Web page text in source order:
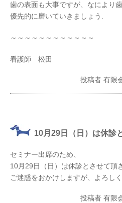
歯の表面も大事ですが、なにより
優先的に磨いていきましょう.
～～～～～～～～～～～～
看護師 松田
投稿者 有限
10月29日（日）は休診
セミナー出席のため、
10月29日（日）は休診とさせて頂
ご迷惑をおかけしますが、よろし
投稿者 有限